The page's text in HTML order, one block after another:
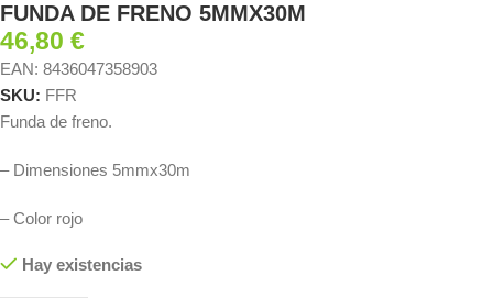
FUNDA DE FRENO 5MMX30M
46,80 €
EAN: 8436047358903
SKU: FFR
Funda de freno.
– Dimensiones 5mmx30m
– Color rojo
Hay existencias